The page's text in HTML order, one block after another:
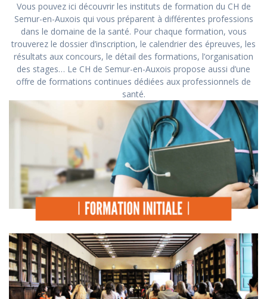
Vous pouvez ici découvrir les instituts de formation du CH de
Semur-en-Auxois qui vous préparent à différentes professions
dans le domaine de la santé. Pour chaque formation, vous
trouverez le dossier d’inscription, le calendrier des épreuves, les
résultats aux concours, le détail des formations, l’organisation
des stages… Le CH de Semur-en-Auxois propose aussi d’une
offre de formations continues dédiées aux professionnels de
santé.